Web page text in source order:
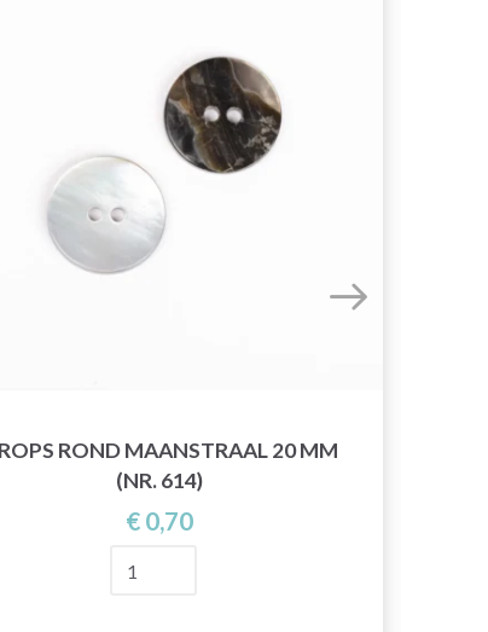
ROND MAANSTRAAL 20 MM
(NR. 614)
€ 0,70